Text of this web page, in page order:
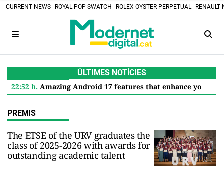
CURRENT NEWS ROYAL POP SWATCH ROLEX OYSTER PERPETUAL RENAULT
ÚLTIMES NOTÍCIES
22:52 h. Amazing Android 17 features that enhance your Google Pixel
PREMIS
The ETSE of the URV graduates the
class of 2025-2026 with awards for
outstanding academic talent